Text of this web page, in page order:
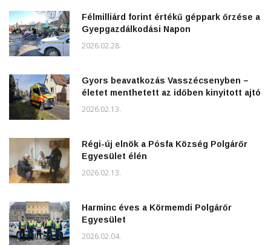
Félmilliárd forint értékű géppark őrzése a
Gyepgazdálkodási Napon
2026.02.28.
Gyors beavatkozás Vasszécsenyben –
életet menthetett az időben kinyitott ajtó
2026.02.13.
Régi-új elnök a Pósfa Község Polgárőr
Egyesület élén
2026.02.13.
Harminc éves a Körmemdi Polgárőr
Egyesület
2026.02.04.